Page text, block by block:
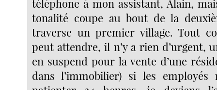
téléphone à mon assistant, Alain,
tonalité coupe au bout de la
traverse un premier village. Tout
peut attendre, il n’y a rien d’urgent,
en suspend pour la vente d’une
dans l’immobilier) si les employés